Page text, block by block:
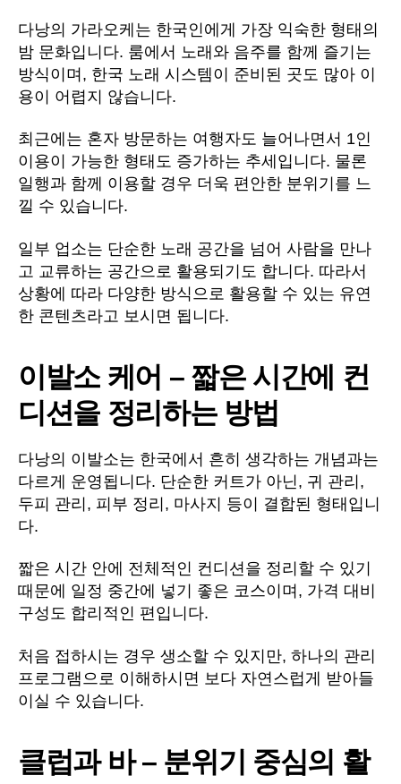
다낭의 가라오케는 한국인에게 가장 익숙한 형태의
밤 문화입니다. 룸에서 노래와 음주를 함께 즐기는
방식이며, 한국 노래 시스템이 준비된 곳도 많아 이
용이 어렵지 않습니다.
최근에는 혼자 방문하는 여행자도 늘어나면서 1인
이용이 가능한 형태도 증가하는 추세입니다. 물론
일행과 함께 이용할 경우 더욱 편안한 분위기를 느
낄 수 있습니다.
일부 업소는 단순한 노래 공간을 넘어 사람을 만나
고 교류하는 공간으로 활용되기도 합니다. 따라서
상황에 따라 다양한 방식으로 활용할 수 있는 유연
한 콘텐츠라고 보시면 됩니다.
이발소 케어 – 짧은 시간에 컨
디션을 정리하는 방법
다낭의 이발소는 한국에서 흔히 생각하는 개념과는
다르게 운영됩니다. 단순한 커트가 아닌, 귀 관리,
두피 관리, 피부 정리, 마사지 등이 결합된 형태입니
다.
짧은 시간 안에 전체적인 컨디션을 정리할 수 있기
때문에 일정 중간에 넣기 좋은 코스이며, 가격 대비
구성도 합리적인 편입니다.
처음 접하시는 경우 생소할 수 있지만, 하나의 관리
프로그램으로 이해하시면 보다 자연스럽게 받아들
이실 수 있습니다.
클럽과 바 – 분위기 중심의 활